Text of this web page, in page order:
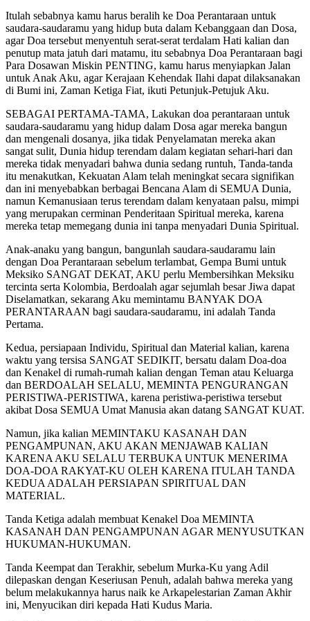
Itulah sebabnya kamu harus beralih ke Doa Perantaraan untuk
saudara-saudaramu yang hidup buta dalam Kebanggaan dan Dosa,
agar Doa tersebut menyentuh serat-serat terdalam Hati kalian dan
penutup mata jatuh dari matamu, itu sebabnya Doa Perantaraan bagi
Para Dosawan Miskin PENTING, kamu harus menyiapkan Jalan
untuk Anak Aku, agar Kerajaan Kehendak Ilahi dapat dilaksanakan
di Bumi ini, Zaman Ketiga Fiat, ikuti Petunjuk-Petujuk Aku.
SEBAGAI PERTAMA-TAMA, Lakukan doa perantaraan untuk
saudara-saudaramu yang hidup dalam Dosa agar mereka bangun
dan mengenali dosanya, jika tidak Penyelamatan mereka akan
sangat sulit, Dunia hidup terendam dalam kegiatan sehari-hari dan
mereka tidak menyadari bahwa dunia sedang runtuh, Tanda-tanda
itu menakutkan, Kekuatan Alam telah meningkat secara signifikan
dan ini menyebabkan berbagai Bencana Alam di SEMUA Dunia,
namun Kemanusiaan terus terendam dalam kenyataan palsu, mimpi
yang merupakan cerminan Penderitaan Spiritual mereka, karena
mereka tetap memegang dunia ini tanpa menyadari Dunia Spiritual.
Anak-anaku yang bangun, bangunlah saudara-saudaramu lain
dengan Doa Perantaraan sebelum terlambat, Gempa Bumi untuk
Meksiko SANGAT DEKAT, AKU perlu Membersihkan Meksiku
tercinta serta Kolombia, Berdoalah agar sejumlah besar Jiwa dapat
Diselamatkan, sekarang Aku memintamu BANYAK DOA
PERANTARAAN bagi saudara-saudaramu, ini adalah Tanda
Pertama.
Kedua, persiapaan Individu, Spiritual dan Material kalian, karena
waktu yang tersisa SANGAT SEDIKIT, bersatu dalam Doa-doa
dan Kenakel di rumah-rumah kalian dengan Teman atau Keluarga
dan BERDOALAH SELALU, MEMINTA PENGURANGAN
PERISTIWA-PERISTIWA, karena peristiwa-peristiwa tersebut
akibat Dosa SEMUA Umat Manusia akan datang SANGAT KUAT.
Namun, jika kalian MEMINTAKU KASANAH DAN
PENGAMPUNAN, AKU AKAN MENJAWAB KALIAN
KARENA AKU SELALU TERBUKA UNTUK MENERIMA
DOA-DOA RAKYAT-KU OLEH KARENA ITULAH TANDA
KEDUA ADALAH PERSIAPAN SPIRITUAL DAN
MATERIAL.
Tanda Ketiga adalah membuat Kenakel Doa MEMINTA
KASANAH DAN PENGAMPUNAN AGAR MENYUSUTKAN
HUKUMAN-HUKUMAN.
Tanda Keempat dan Terakhir, sebelum Murka-Ku yang Adil
dilepaskan dengan Keseriusan Penuh, adalah bahwa mereka yang
belum melakukannya harus naik ke Arkapelestarian Zaman Akhir
ini, Menyucikan diri kepada Hati Kudus Maria.